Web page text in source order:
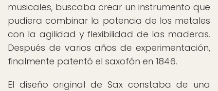
musicales, buscaba crear un instrumento que
pudiera combinar la potencia de los metales
con la agilidad y flexibilidad de las maderas.
Después de varios años de experimentación,
finalmente patentó el saxofón en 1846.
El diseño original de Sax constaba de una